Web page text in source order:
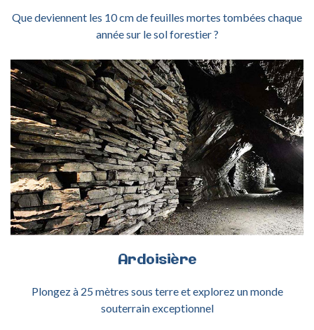
Que deviennent les 10 cm de feuilles mortes tombées chaque
année sur le sol forestier ?
ACTIVITÉ ARDOISIÈRE
Ardoisière
Plongez à 25 mètres sous terre et explorez un monde
souterrain exceptionnel